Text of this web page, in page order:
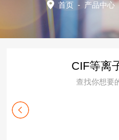
首页 - 产品中心
CIF等离
查找你想要